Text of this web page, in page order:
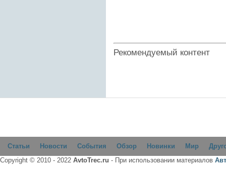
Рекомендуемый контент
Статьи Новости События Обзор Новинки Мир
Copyright © 2010 - 2022 AvtoTrec.ru - При использовании материалов